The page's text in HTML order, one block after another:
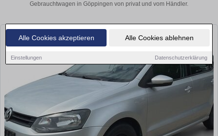
Alle Cookies akzeptieren Alle Cookies ablehnen
Einstellungen Datenschutzerklärung
Gebrauchtwagen in Göppingen von privat und vom Händler.